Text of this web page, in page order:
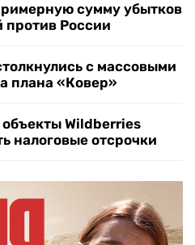
сумму убытков
против России
с массовыми
плана «Ковер»
Wildberries
налоговые отсрочки